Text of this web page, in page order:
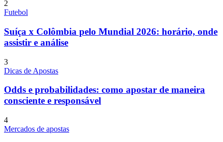
2
Futebol
Suíça x Colômbia pelo Mundial 2026: horário, onde
assistir e análise
3
Dicas de Apostas
Odds e probabilidades: como apostar de maneira
consciente e responsável
4
Mercados de apostas